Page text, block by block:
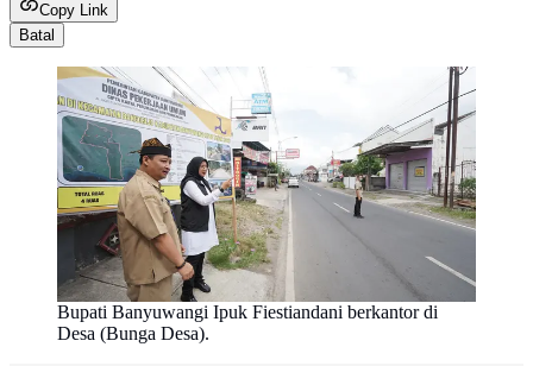
Copy Link
Batal
Bupati Banyuwangi Ipuk Fiestiandani berkantor di
Desa (Bunga Desa).